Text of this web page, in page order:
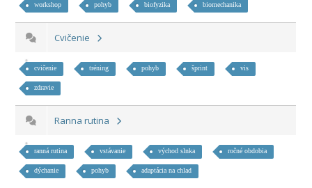
workshop pohyb biofyzika biomechanika
Cvičenie
cvičenie tréning pohyb šprint vis
zdravie
Ranna rutina
ranná rutina vstávanie východ slnka ročné obdobia
dýchanie pohyb adaptácia na chlad